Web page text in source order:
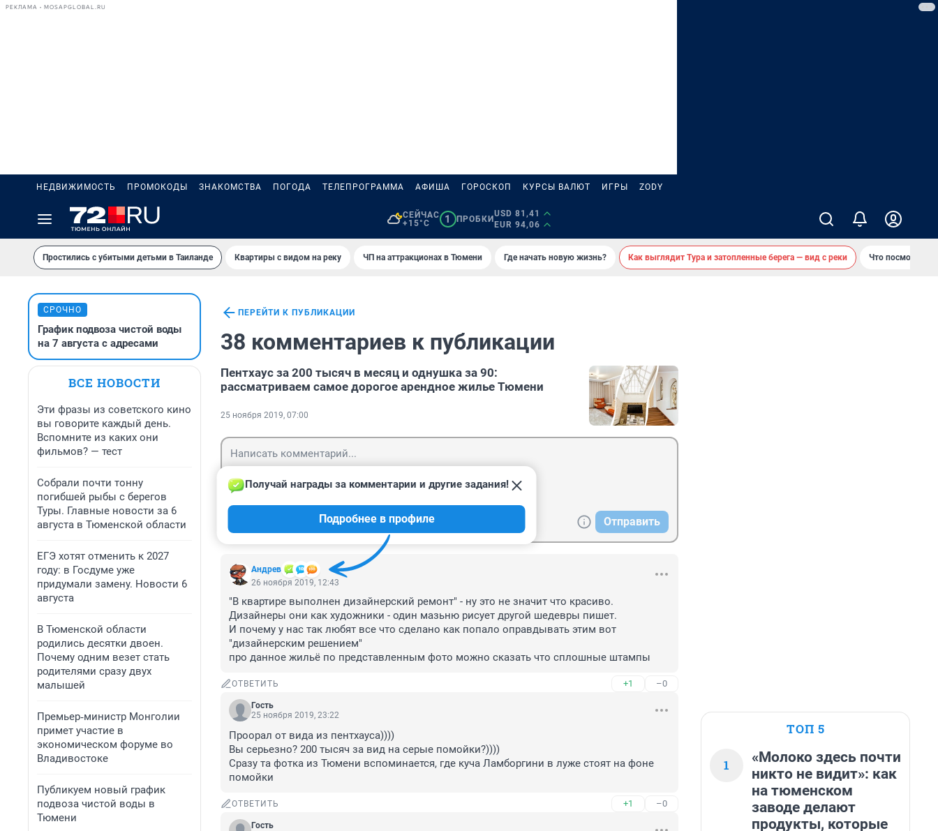
РЕКЛАМА • MOSAPGLOBAL.RU
НЕДВИЖИМОСТЬ ПРОМОКОДЫ ЗНАКОМСТВА ПОГОДА ТЕЛЕПРОГРАММА АФИША ГОРОСКОП КУРСЫ ВАЛЮТ ИГРЫ ZODY
СЕЙЧАС
+15°C
1 ПРОБКИ
USD 81,41
EUR 94,06
Простились с убитыми детьми в Таиланде Квартиры с видом на реку ЧП на аттракционах в Тюмени Где начать новую жизнь? Как выглядит Тура и затопленные берега — вид с реки Что посмотреть
СРОЧНО
График подвоза чистой воды
на 7 августа с адресами
ВСЕ НОВОСТИ
Эти фразы из советского кино
вы говорите каждый день.
Вспомните из каких они
фильмов? — тест
Собрали почти тонну
погибшей рыбы с берегов
Туры. Главные новости за 6
августа в Тюменской области
ЕГЭ хотят отменить к 2027
году: в Госдуме уже
придумали замену. Новости 6
августа
В Тюменской области
родились десятки двоен.
Почему одним везет стать
родителями сразу двух
малышей
Премьер‑министр Монголии
примет участие в
экономическом форуме во
Владивостоке
Публикуем новый график
подвоза чистой воды в
Тюмени
ПЕРЕЙТИ К ПУБЛИКАЦИИ
38 комментариев к публикации
Пентхаус за 200 тысяч в месяц и однушка за 90:
рассматриваем самое дорогое арендное жилье Тюмени
25 ноября 2019, 07:00
Отправить
Андрев
Получай награды за комментарии и другие задания!
Подробнее в профиле
26 ноября 2019, 12:43
"В квартире выполнен дизайнерский ремонт" - ну это не значит что красиво.
Дизайнеры они как художники - один мазьню рисует другой шедевры пишет.
И почему у нас так любят все что сделано как попало оправдывать этим вот
"дизайнерским решением"
про данное жильё по представленным фото можно сказать что сплошные штампы
ОТВЕТИТЬ +1 –0
Гость
25 ноября 2019, 23:22
Проорал от вида из пентхауса))))
Вы серьезно? 200 тысяч за вид на серые помойки?))))
Сразу та фотка из Тюмени вспоминается, где куча Ламборгини в луже стоят на фоне
помойки
ОТВЕТИТЬ +1 –0
Гость
ТОП 5
1
«Молоко здесь почти
никто не видит»: как
на тюменском
заводе делают
продукты, которые